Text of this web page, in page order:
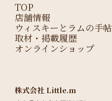
TOP
店舗情報
ウィスキーとラムの手帖
取材・掲載履歴
オンラインショップ
株式会社 Little.m